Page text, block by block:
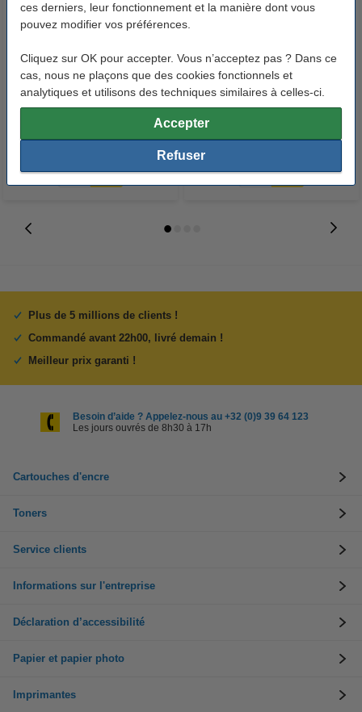
ces derniers, leur fonctionnement et la manière dont vous
pouvez modifier vos préférences.
Cliquez sur OK pour accepter. Vous n’acceptez pas ? Dans ce
cas, nous ne plaçons que des cookies fonctionnels et
analytiques et utilisons des techniques similaires à celles-ci.
Accepter
Refuser
Lexmark N°28 (18C1428)
cartouche d'encre noire
Canon 711 BK toner (d'origine) -
Plus de 5 millions de clients !
Commandé avant 22h00, livré demain !
Meilleur prix garanti !
Besoin d’aide ? Appelez-nous au +32 (0)9 39 64 123
Les jours ouvrés de 8h30 à 17h
Cartouches d'encre
Toners
Service clients
Informations sur l'entreprise
Déclaration d’accessibilité
Papier et papier photo
Imprimantes